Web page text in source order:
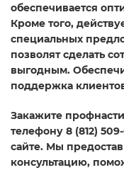
обеспечивается
Кроме того,
специальных
позволят сделать
выгодным.
поддержка
Закажите
телефону 8 (812)
сайте. Мы
консультацию,